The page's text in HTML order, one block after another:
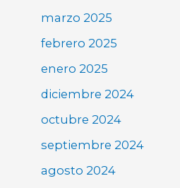
marzo 2025
febrero 2025
enero 2025
diciembre 2024
octubre 2024
septiembre 2024
agosto 2024